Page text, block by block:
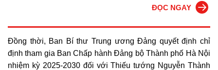
ĐỌC NGAY
Đồng thời, Ban Bí thư Trung ương Đảng quyết định chỉ
định tham gia Ban Chấp hành Đảng bộ Thành phố Hà Nội
nhiệm kỳ 2025-2030 đối với Thiếu tướng Nguyễn Thành